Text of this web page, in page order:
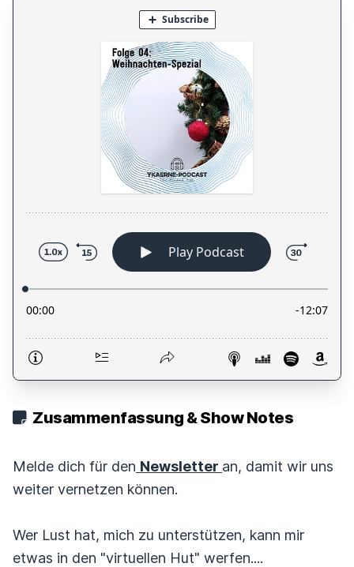
Zusammenfassung & Show Notes
Melde dich für den Newsletter an, damit wir uns
weiter vernetzen können.
Wer Lust hat, mich zu unterstützen, kann mir
etwas in den "virtuellen Hut" werfen....